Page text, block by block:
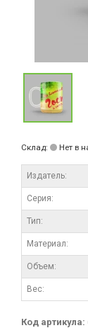
Склад: Нет в
Издатель:
Серия:
Тип:
Материал:
Объем:
Вес:
Код артикула: